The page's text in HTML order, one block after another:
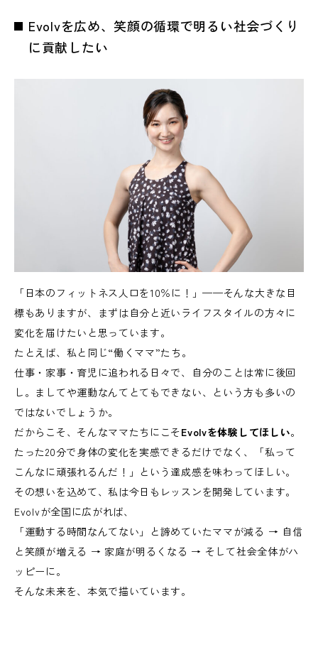
Evolvを広め、笑顔の循環で明るい社会づくり
に貢献したい
「日本のフィットネス人口を10％に！」——そんな大きな目
標もありますが、まずは自分と近いライフスタイルの方々に
変化を届けたいと思っています。
たとえば、私と同じ“働くママ”たち。
仕事・家事・育児に追われる日々で、自分のことは常に後回
し。ましてや運動なんてとてもできない、という方も多いの
ではないでしょうか。
だからこそ、そんなママたちにこそEvolvを体験してほしい。
たった20分で身体の変化を実感できるだけでなく、「私って
こんなに頑張れるんだ！」という達成感を味わってほしい。
その想いを込めて、私は今日もレッスンを開発しています。
Evolvが全国に広がれば、
「運動する時間なんてない」と諦めていたママが減る → 自信
と笑顔が増える → 家庭が明るくなる → そして社会全体がハ
ッピーに。
そんな未来を、本気で描いています。